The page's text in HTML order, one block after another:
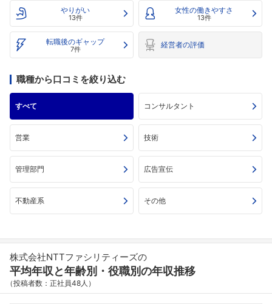
やりがい
13件
女性の働きやすさ
13件
転職後のギャップ
7件 経営者の評価
職種から口コミを絞り込む
すべて コンサルタント
営業 技術
管理部門 広告宣伝
不動産系 その他
株式会社NTTファシリティーズの
平均年収と年齢別・役職別の年収推移
（投稿者数：正社員48人）